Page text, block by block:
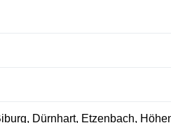
Dürnhart, Etzenbach,